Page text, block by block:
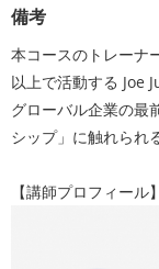
備考
本コースのトレーナ
以上で活動する Joe
グローバル企業の最
シップ」に触れられ
【講師プロフィール】